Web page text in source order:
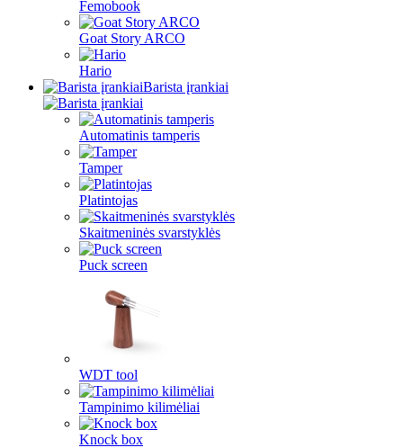
Femobook
Goat Story ARCO
Hario
Barista įrankiai
Automatinis tamperis
Tamper
Platintojas
Skaitmeninės svarstyklės
Puck screen
WDT tool
Tampinimo kilimėliai
Knock box